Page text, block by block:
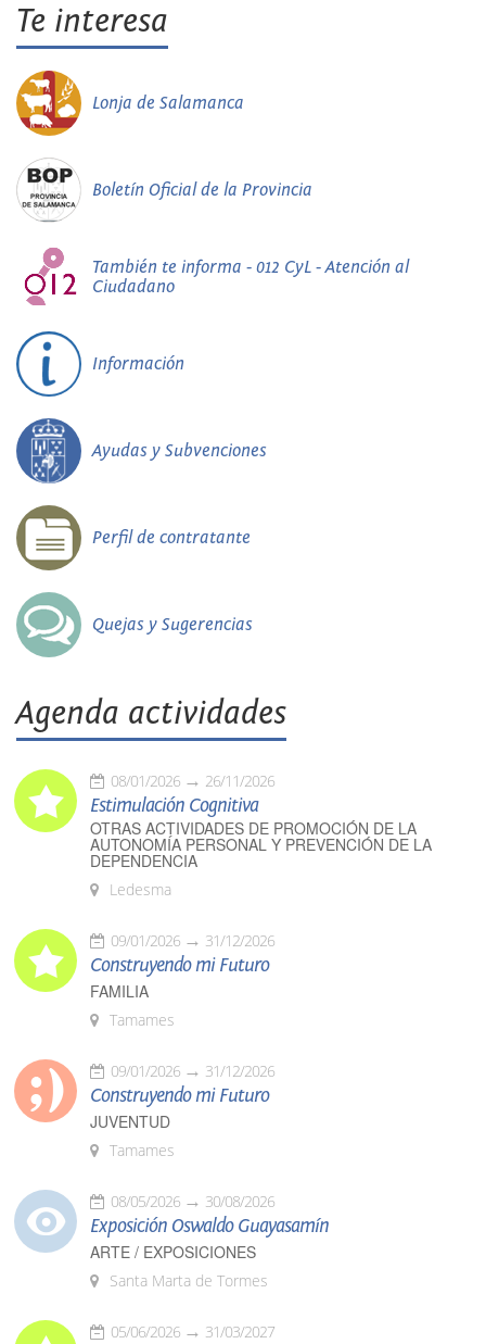
Te interesa
Lonja de Salamanca
Boletín Oficial de la Provincia
También te informa - 012 CyL - Atención al
Ciudadano
Información
Ayudas y Subvenciones
Perfil de contratante
Quejas y Sugerencias
Agenda actividades
08/01/2026 26/11/2026
Estimulación Cognitiva
OTRAS ACTIVIDADES DE PROMOCIÓN DE LA
AUTONOMÍA PERSONAL Y PREVENCIÓN DE LA
DEPENDENCIA
Ledesma
09/01/2026 31/12/2026
Construyendo mi Futuro
FAMILIA
Tamames
09/01/2026 31/12/2026
Construyendo mi Futuro
JUVENTUD
Tamames
08/05/2026 30/08/2026
Exposición Oswaldo Guayasamín
ARTE / EXPOSICIONES
Santa Marta de Tormes
05/06/2026 31/03/2027